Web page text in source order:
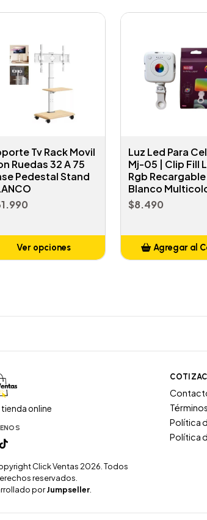
Tv Rack Movil
Ruedas 32 A 75
Pedestal Stand
Ver opciones
Luz Led Para
Mj-05 | Clip Fill
Rgb Recargable
Blanco
$8.490
Agregar al
online
Click Ventas 2026. Todos
reservados.
porJumpseller.
Política
Política